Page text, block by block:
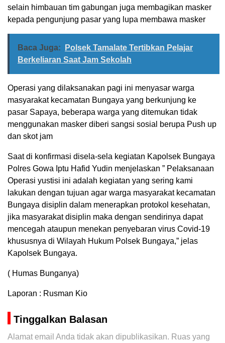
selain himbauan tim gabungan juga membagikan masker
kepada pengunjung pasar yang lupa membawa masker
Baca Juga:
Polsek Tamalate Tertibkan Pelajar
Berkeliaran Saat Jam Sekolah
Operasi yang dilaksanakan pagi ini menyasar warga
masyarakat kecamatan Bungaya yang berkunjung ke
pasar Sapaya, beberapa warga yang ditemukan tidak
menggunakan masker diberi sangsi sosial berupa Push up
dan skot jam
Saat di konfirmasi disela-sela kegiatan Kapolsek Bungaya
Polres Gowa Iptu Hafid Yudin menjelaskan ” Pelaksanaan
Operasi yustisi ini adalah kegiatan yang sering kami
lakukan dengan tujuan agar warga masyarakat kecamatan
Bungaya disiplin dalam menerapkan protokol kesehatan,
jika masyarakat disiplin maka dengan sendirinya dapat
mencegah ataupun menekan penyebaran virus Covid-19
khususnya di Wilayah Hukum Polsek Bungaya,” jelas
Kapolsek Bungaya.
( Humas Bunganya)
Laporan : Rusman Kio
Tinggalkan Balasan
Alamat email Anda tidak akan dipublikasikan. Ruas yang